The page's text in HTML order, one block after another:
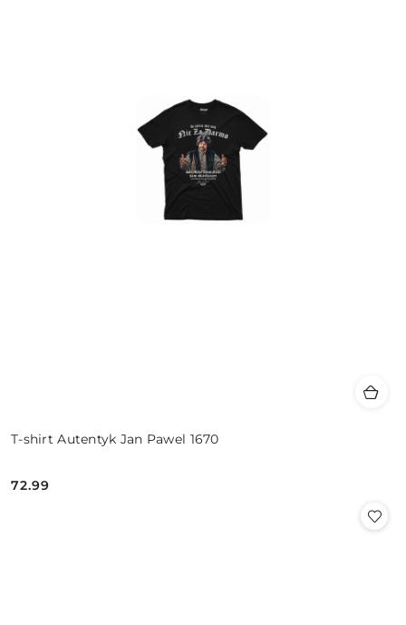
T-shirt Autentyk Jan Pawel 1670
Cena:
72.99